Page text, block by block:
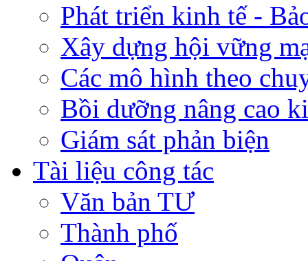
Phát triển kinh tế -
Xây dựng hội vững
Các mô hình theo
Bồi dưỡng nâng cao
Giám sát phản biện
Tài liệu công tác
Văn bản TƯ
Thành phố